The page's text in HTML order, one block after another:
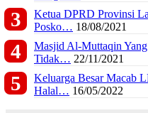
Ketua DPRD Provinsi
Posko… 18/08/2021
Masjid Al-Muttaqin
Tidak… 22/11/2021
Keluarga Besar Macab
Halal… 16/05/2022